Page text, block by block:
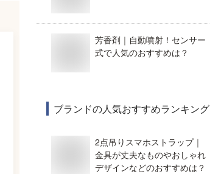
芳香剤｜自動噴射！センサー
式で人気のおすすめは？
ブランドの人気おすすめランキング
2点吊りスマホストラップ｜
金具が丈夫なものやおしゃれ
デザインなどのおすすめは？